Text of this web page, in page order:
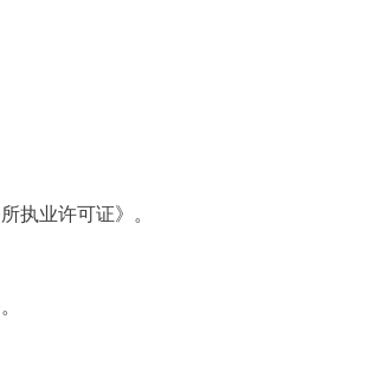
执业许可证》。